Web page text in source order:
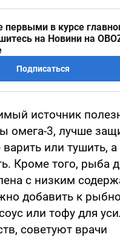
первыми в курсе
на Новини на
Подписаться
источник
омега-3, лучше
или тушить, а
Кроме того, рыба
с низким
добавить к
или тофу для
советуют врачи